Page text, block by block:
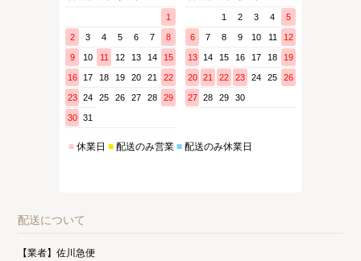
配送について
【業者】佐川急便